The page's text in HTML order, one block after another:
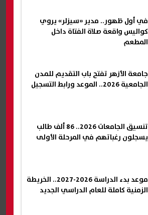
في أول ظهور.. مدير «سيزلر» يروي
كواليس واقعة صلاة الفتاة داخل
المطعم
جامعة الأزهر تفتح باب التقديم للمدن
الجامعية 2026.. الموعد ورابط التسجيل
تنسيق الجامعات 2026.. 86 ألف طالب
يسجلون رغباتهم في المرحلة الأولى
موعد بدء الدراسة 2026-2027.. الخريطة
الزمنية كاملة للعام الدراسي الجديد